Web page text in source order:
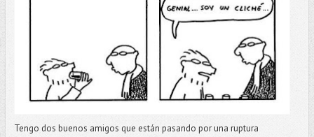
Tengo dos buenos amigos que están pasando por una ruptura